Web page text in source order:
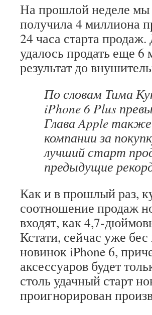
На прошлой неделе мы
получила 4 миллиона
24 часа старта
удалось продать еще
результат до
По словам Тима
iPhone 6 Plus
Глава Apple
компании за
лучший старт
предыдущие
Как и в прошлый раз,
соотношение продаж
входят, как 4,7-
Кстати, сейчас уже
новинок iPhone 6,
аксессуаров будет
столь удачный старт
проигнорирован